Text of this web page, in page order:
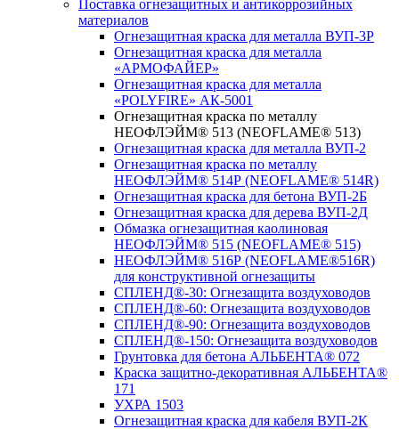
Поставка огнезащитных и антикоррозийных
материалов
Огнезащитная краска для металла ВУП-3Р
Огнезащитная краска для металла
«АРМОФАЙЕР»
Огнезащитная краска для металла
«POLYFIRE» АК-5001
Огнезащитная краска по металлу
НЕОФЛЭЙМ® 513 (NEOFLAME® 513)
Огнезащитная краска для металла ВУП-2
Огнезащитная краска по металлу
НЕОФЛЭЙМ® 514Р (NEOFLAME® 514R)
Огнезащитная краска для бетона ВУП-2Б
Огнезащитная краска для дерева ВУП-2Д
Обмазка огнезащитная каолиновая
НЕОФЛЭЙМ® 515 (NEOFLAME® 515)
НЕОФЛЭЙМ® 516Р (NEОFLAME®516R)
для конструктивной огнезащиты
СПЛЕНД®-30: Огнезащита воздуховодов
СПЛЕНД®-60: Огнезащита воздуховодов
СПЛЕНД®-90: Огнезащита воздуховодов
СПЛЕНД®-150: Огнезащита воздуховодов
Грунтовка для бетона АЛЬБЕНТА® 072
Краска защитно-декоративная АЛЬБЕНТА®
171
УХРА 1503
Огнезащитная краска для кабеля ВУП-2К